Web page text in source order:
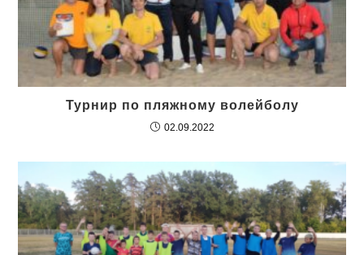
Турнир по пляжному волейболу
02.09.2022